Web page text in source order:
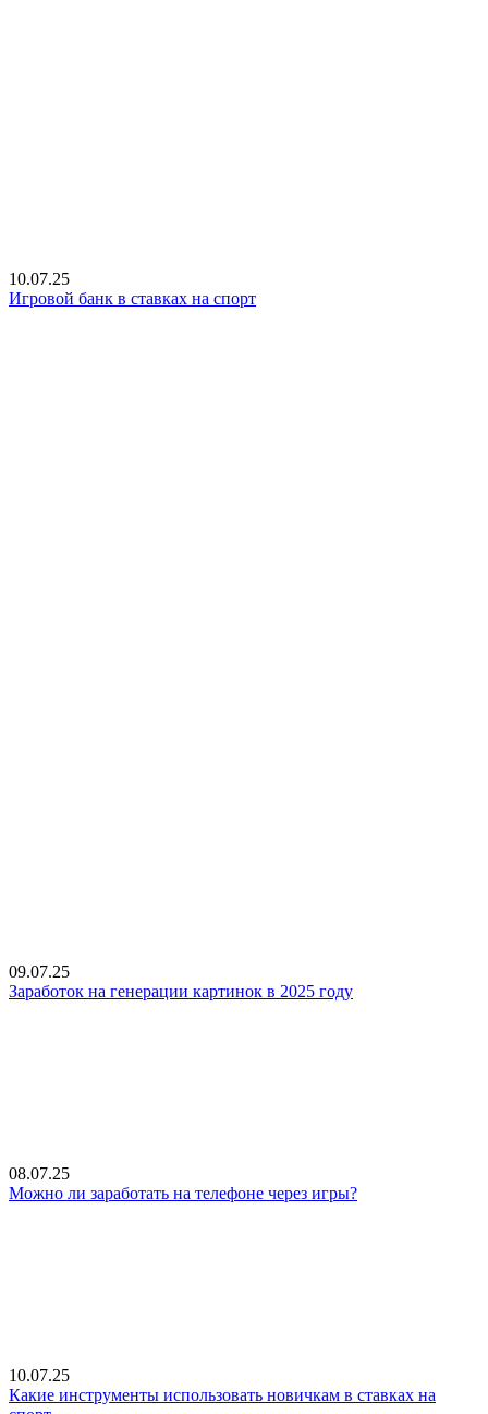
10.07.25
Игровой банк в ставках на спорт
09.07.25
Заработок на генерации картинок в 2025 году
08.07.25
Можно ли заработать на телефоне через игры?
10.07.25
Какие инструменты использовать новичкам в ставках на